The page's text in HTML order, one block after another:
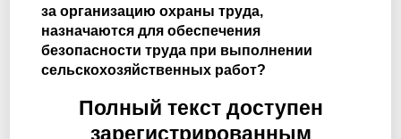
за организацию охраны труда,
назначаются для обеспечения
безопасности труда при выполнении
сельскохозяйственных работ?
Полный текст доступен
зарегистрированным